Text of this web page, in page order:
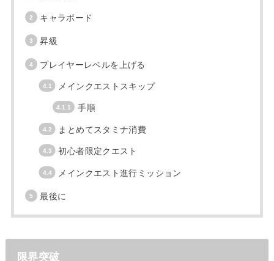
キャラボード
昇級
プレイヤーレベルを上げる
メインクエストスキップ
手順
まとめてスタミナ消費
初心者限定クエスト
メインクエスト進行ミッション
最後に
限界突破